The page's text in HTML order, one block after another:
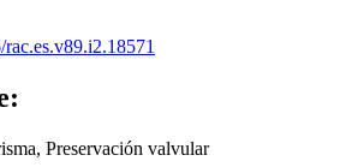
Preservación valvular